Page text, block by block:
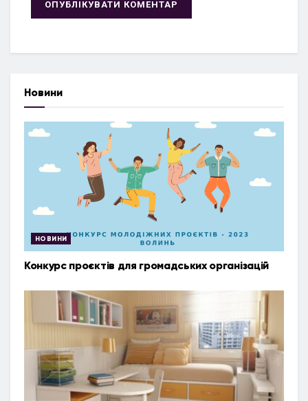
Новини
НОВИНИ
Конкурс проєктів для громадських організацій